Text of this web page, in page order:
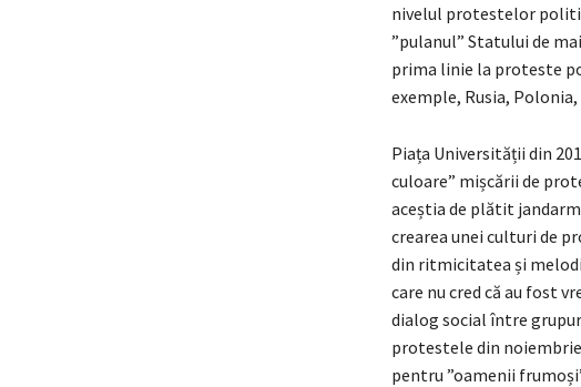
nivelul protestelor
”pulanul” Statului de
prima linie la proteste
exemple, Rusia,
Piața Universității din
culoare” mișcării de
aceștia de plătit
crearea unei culturi de
din ritmicitatea și
care nu cred că au fost
dialog social între
protestele din
pentru ”oamenii